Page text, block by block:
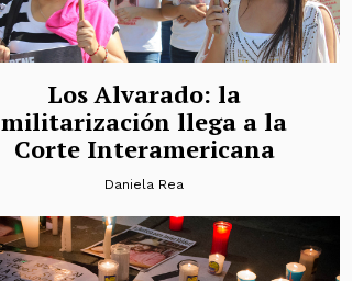
Los Alvarado: la
militarización llega a la
Corte Interamericana
Daniela Rea